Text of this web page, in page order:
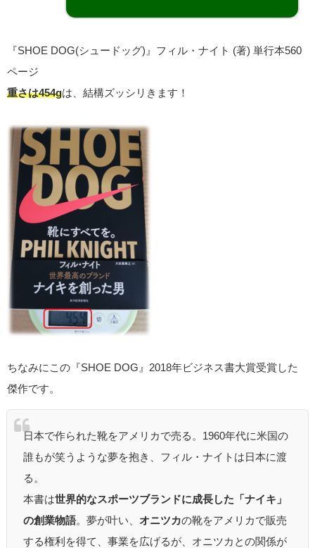
『SHOE DOG(シュードッグ)』フィル・ナイト (著) 単行本560
ページ
重さは454gは、結構ズッシリきます！
ちなみにこの『SHOE DOG』2018年ビジネス書大賞受賞した
傑作です。
日本で作られた靴をアメリカで売る。1960年代に米国の
誰もが笑うような夢を抱き、フィル・ナイトは日本に渡
る。
本書は世界的なスポーツブランドに成長した「ナイキ」
の創業物語。夢が叶い、 オニツカの靴をアメリカで販売
する権利を得て、事業を広げるが、オニツカとの関係が